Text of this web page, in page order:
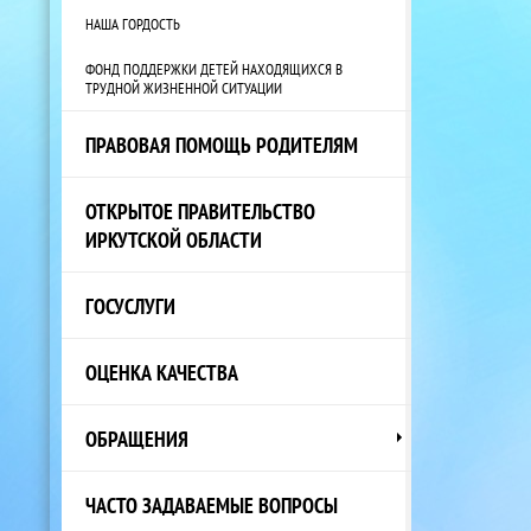
НАША ГОРДОСТЬ
ФОНД ПОДДЕРЖКИ ДЕТЕЙ НАХОДЯЩИХСЯ В
ТРУДНОЙ ЖИЗНЕННОЙ СИТУАЦИИ
ПРАВОВАЯ ПОМОЩЬ РОДИТЕЛЯМ
ОТКРЫТОЕ ПРАВИТЕЛЬСТВО
ИРКУТСКОЙ ОБЛАСТИ
ГОСУСЛУГИ
ОЦЕНКА КАЧЕСТВА
ОБРАЩЕНИЯ
ЧАСТО ЗАДАВАЕМЫЕ ВОПРОСЫ